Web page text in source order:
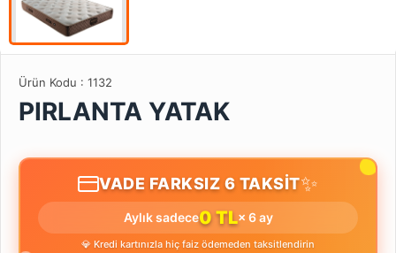
Ürün Kodu : 1132
PIRLANTA YATAK
VADE FARKSIZ 6 TAKSİT✨
Aylık sadece0 TL× 6 ay
💎 Kredi kartınızla hiç faiz ödemeden taksitlendirin